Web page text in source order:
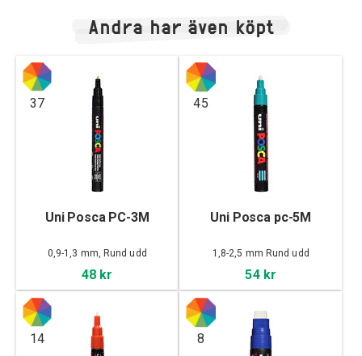
Andra har även köpt
37
Uni Posca PC-3M
0,9-1,3 mm, Rund udd
48 kr
45
Uni Posca pc-5M
1,8-2,5 mm Rund udd
54 kr
14 8